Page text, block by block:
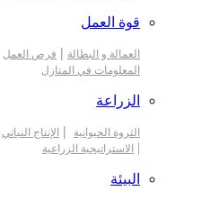
قوة العمل
العمالة و البطالة | فرص العمل
المعلومات في المنازل
الزراعة
الثروة الحيوانية | الإنتاج النباتي
| الاستراتيجية الزراعية
البيئة